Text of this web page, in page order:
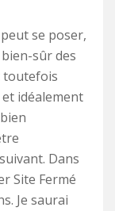
se poser,
sûr des
toutefois
idéalement
Dans
Site Fermé
Je saurai